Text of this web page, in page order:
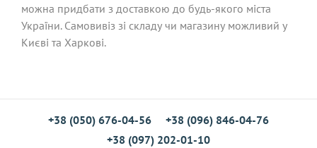
можна придбати з доставкою до будь-якого міста
України. Самовивіз зі складу чи магазину можливий у
Києві та Харкові.
+38 (050) 676-04-56
+38 (096) 846-04-76
+38 (097) 202-01-10